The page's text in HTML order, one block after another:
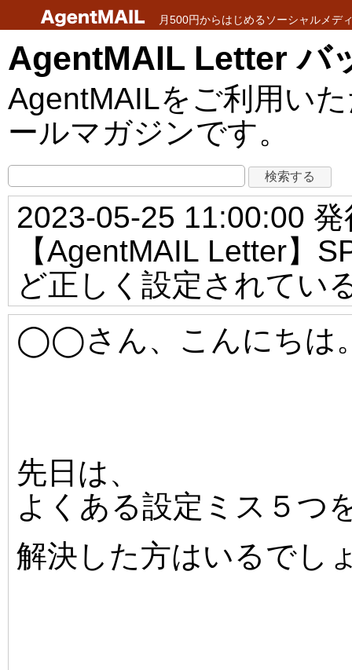
月500円からはじめるソーシャルメデ
AgentMAIL Letter バ
AgentMAILをご利用い
ールマガジンです。
2023-05-25 11:00:00 発
【AgentMAIL Letter】
ど正しく設定されてい
◯◯さん、こんにちは
先日は、
よくある設定ミス５つ
解決した方はいるでし